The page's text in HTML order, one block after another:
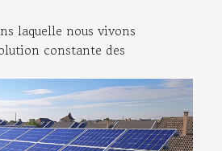
laquelle nous vivons
constante des